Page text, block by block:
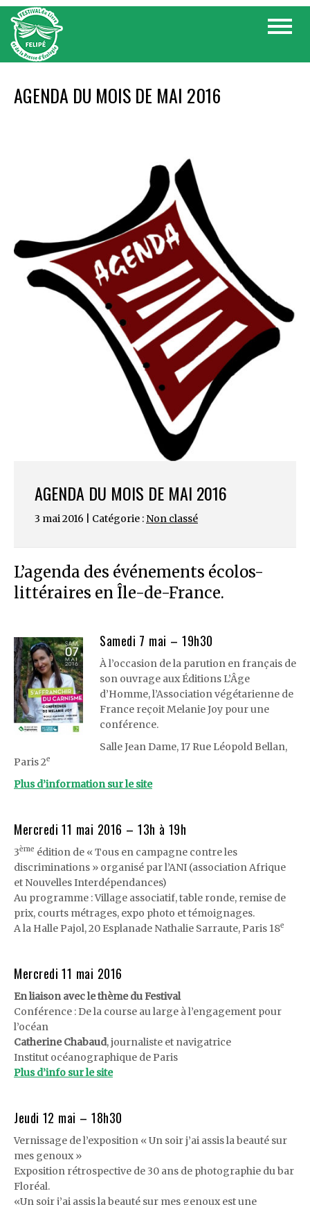
Skip
content
Toggle
AGENDA DU MOIS DE MAI 2016
AGENDA DU MOIS DE MAI 2016
3 mai 2016 | Catégorie : Non classé
L’agenda des événements écolos-
littéraires en Île-de-France.
Samedi 7 mai – 19h30
À l’occasion de la parution en français de
son ouvrage aux Éditions L’Âge
d’Homme, l’Association végétarienne de
France reçoit Melanie Joy pour une
conférence.
Salle Jean Dame, 17 Rue Léopold Bellan,
Paris 2e
Plus d’information sur le site
Mercredi 11 mai 2016 – 13h à 19h
3ème édition de « Tous en campagne contre les
discriminations » organisé par l’ANI (association Afrique
et Nouvelles Interdépendances)
Au programme : Village associatif, table ronde, remise de
prix, courts métrages, expo photo et témoignages.
A la Halle Pajol, 20 Esplanade Nathalie Sarraute, Paris 18e
Mercredi 11 mai 2016
En liaison avec le thème du Festival
Conférence : De la course au large à l’engagement pour
l’océan
Catherine Chabaud, journaliste et navigatrice
Institut océanographique de Paris
Plus d’info sur le site
Jeudi 12 mai – 18h30
Vernissage de l’exposition « Un soir j’ai assis la beauté sur
mes genoux »
Exposition rétrospective de 30 ans de photographie du bar
Floréal.
«Un soir j’ai assis la beauté sur mes genoux est une